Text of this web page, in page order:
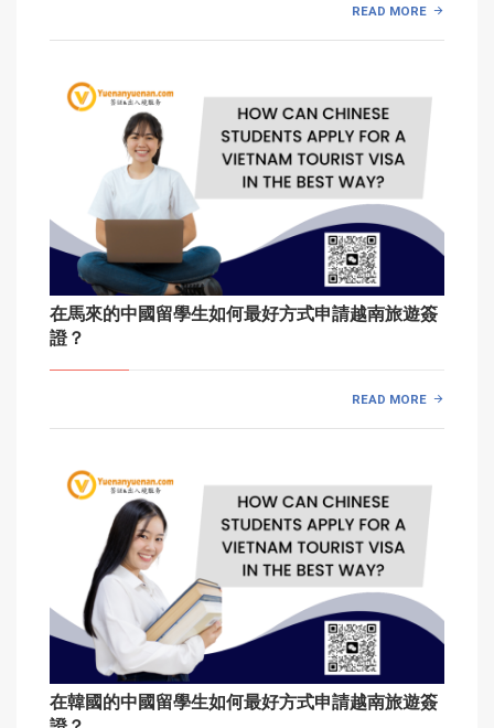
READ MORE
在馬來的中國留學生如何最好方式申請越南旅遊簽
證？
READ MORE
在韓國的中國留學生如何最好方式申請越南旅遊簽